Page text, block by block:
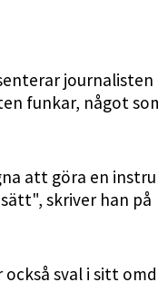
journalisten
funkar, något
att göra en
skriver han på
också sval i sitt